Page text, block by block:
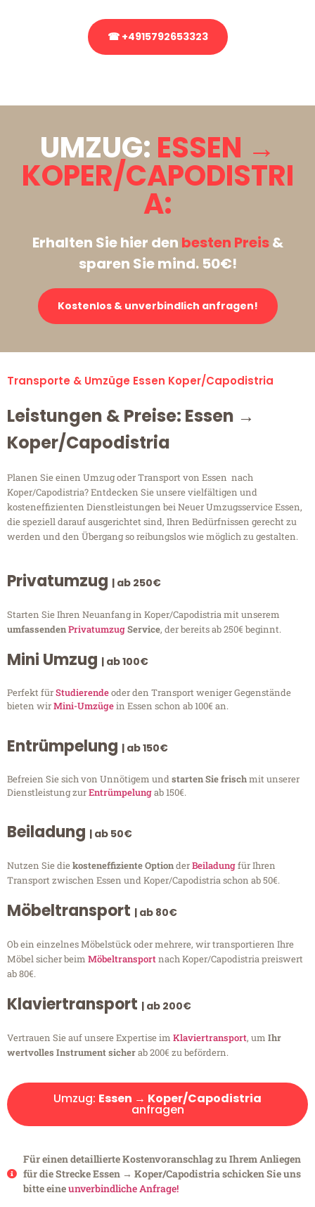
☎ +4915792653323
UMZUG: ESSEN →
KOPER/CAPODISTRI
A:
Erhalten Sie hier den besten Preis&
sparen Sie mind. 50€!
Kostenlos & unverbindlich anfragen!
Transporte & Umzüge Essen Koper/Capodistria
Leistungen & Preise: Essen →
Koper/Capodistria
Planen Sie einen Umzug oder Transport von Essen nach
Koper/Capodistria? Entdecken Sie unsere vielfältigen und
kosteneffizienten Dienstleistungen bei Neuer Umzugsservice Essen,
die speziell darauf ausgerichtet sind, Ihren Bedürfnissen gerecht zu
werden und den Übergang so reibungslos wie möglich zu gestalten.
Privatumzug | ab 250€
Starten Sie Ihren Neuanfang in Koper/Capodistria mit unserem
umfassendenPrivatumzugService, der bereits ab 250€ beginnt.
Mini Umzug | ab 100€
Perfekt fürStudierendeoder den Transport weniger Gegenstände
bieten wirMini-Umzügein Essen schon ab 100€ an.
Entrümpelung | ab 150€
Befreien Sie sich von Unnötigem undstarten Sie frischmit unserer
Dienstleistung zurEntrümpelungab 150€.
Beiladung | ab 50€
Nutzen Sie diekosteneffiziente OptionderBeiladungfür Ihren
Transport zwischen Essen und Koper/Capodistria schon ab 50€.
Möbeltransport | ab 80€
Ob ein einzelnes Möbelstück oder mehrere, wir transportieren Ihre
Möbel sicher beim Möbeltransportnach Koper/Capodistria preiswert
ab 80€.
Klaviertransport | ab 200€
Vertrauen Sie auf unsere Expertise im Klaviertransport, um Ihr
wertvolles Instrument sicherab 200€ zu befördern.
Umzug: Essen → Koper/Capodistria
anfragen
Für einen detaillierte Kostenvoranschlag zu Ihrem Anliegen
für die Strecke Essen → Koper/Capodistria schicken Sie uns
bitte eineunverbindliche Anfrage!